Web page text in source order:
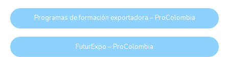
Programas de formación exportadora – ProColombia
FuturExpo – ProColombia